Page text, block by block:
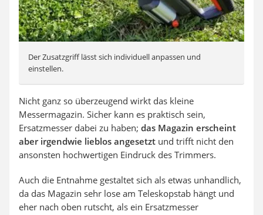
Der Zusatzgriff lässt sich individuell anpassen und
einstellen.
Nicht ganz so überzeugend wirkt das kleine
Messermagazin. Sicher kann es praktisch sein,
Ersatzmesser dabei zu haben; das Magazin erscheint
aber irgendwie lieblos angesetzt und trifft nicht den
ansonsten hochwertigen Eindruck des Trimmers.
Auch die Entnahme gestaltet sich als etwas unhandlich,
da das Magazin sehr lose am Teleskopstab hängt und
eher nach oben rutscht, als ein Ersatzmesser